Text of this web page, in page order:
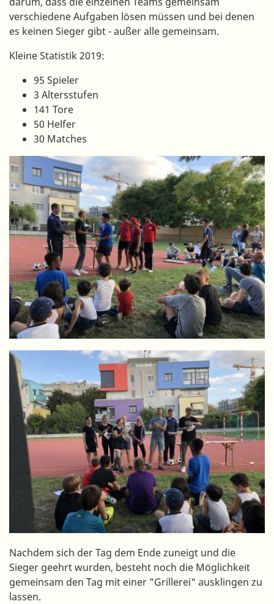
verschiedene Aufgaben lösen müssen und bei denen
es keinen Sieger gibt - außer alle gemeinsam.
Kleine Statistik 2019:
95 Spieler
3 Altersstufen
141 Tore
50 Helfer
30 Matches
Nachdem sich der Tag dem Ende zuneigt und die
Sieger geehrt wurden, besteht noch die Möglichkeit
gemeinsam den Tag mit einer "Grillerei" ausklingen zu
lassen.